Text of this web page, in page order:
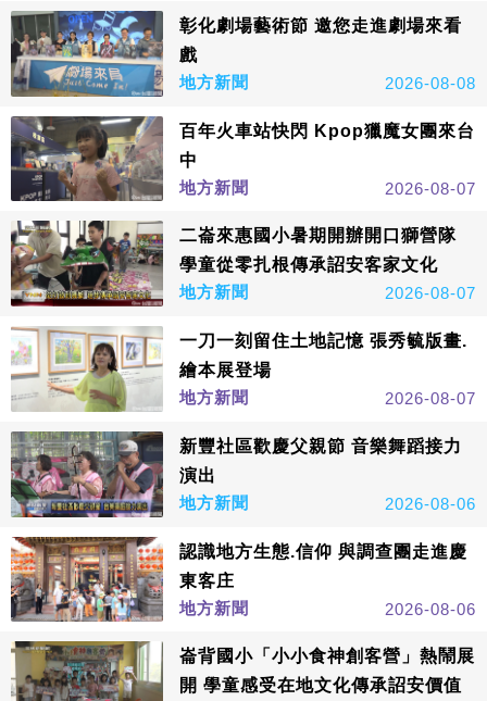
彰化劇場藝術節 邀您走進劇場來看
戲
地方新聞
2026-08-08
百年火車站快閃 Kpop獵魔女團來台
中
地方新聞
2026-08-07
二崙來惠國小暑期開辦開口獅營隊
學童從零扎根傳承詔安客家文化
地方新聞
2026-08-07
一刀一刻留住土地記憶 張秀毓版畫.
繪本展登場
地方新聞
2026-08-07
新豐社區歡慶父親節 音樂舞蹈接力
演出
地方新聞
2026-08-06
認識地方生態.信仰 與調查團走進慶
東客庄
地方新聞
2026-08-06
崙背國小「小小食神創客營」熱鬧展
開 學童感受在地文化傳承詔安價值